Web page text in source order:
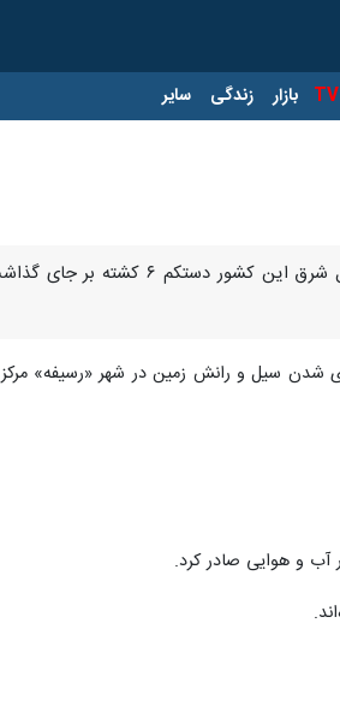
بازار زندگی سایر
تهران- ایرنا- مقام‌های برزیل اعلام کردند که بارش شدید باران
شنبه گفت که بارش باران مداوم در ۴۸ ساعت گذشته موجب جاری شدن سیل و رانش